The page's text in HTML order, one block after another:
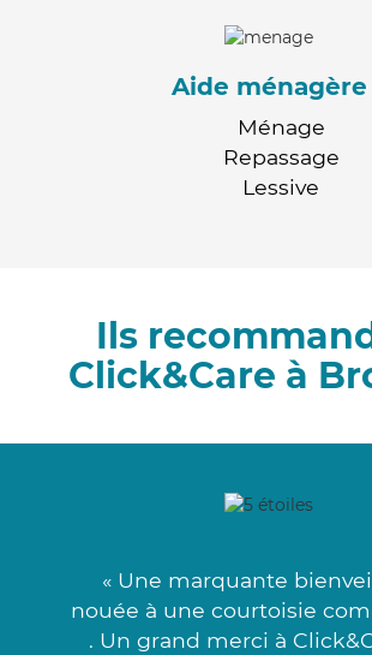
Aide ménagère
Ménage
Repassage
Lessive
Ils
Click&Care à
« Une marquante
nouée à une courtoisie
. Un grand merci à